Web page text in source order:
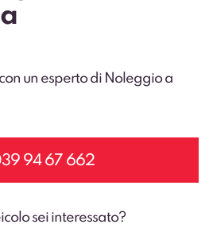
un esperto di Noleggio a
94 67 662
sei interessato?